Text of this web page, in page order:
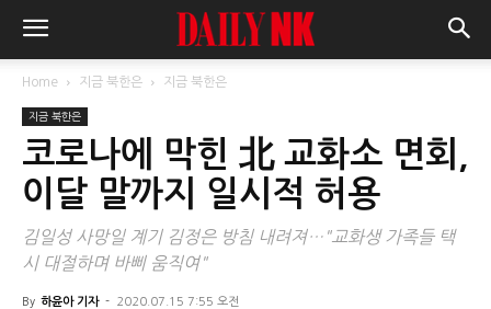
Home 지금 북한은 지금 북한은
지금 북한은
코로나에 막힌 北 교화소 면회,
이달 말까지 일시적 허용
김일성 사망일 계기 김정은 방침 내려져…"교화생 가족들 택
시 대절하며 바삐 움직여"
By 하윤아 기자 - 2020.07.15 7:55 오전